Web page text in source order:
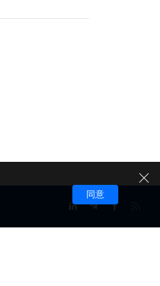
同意